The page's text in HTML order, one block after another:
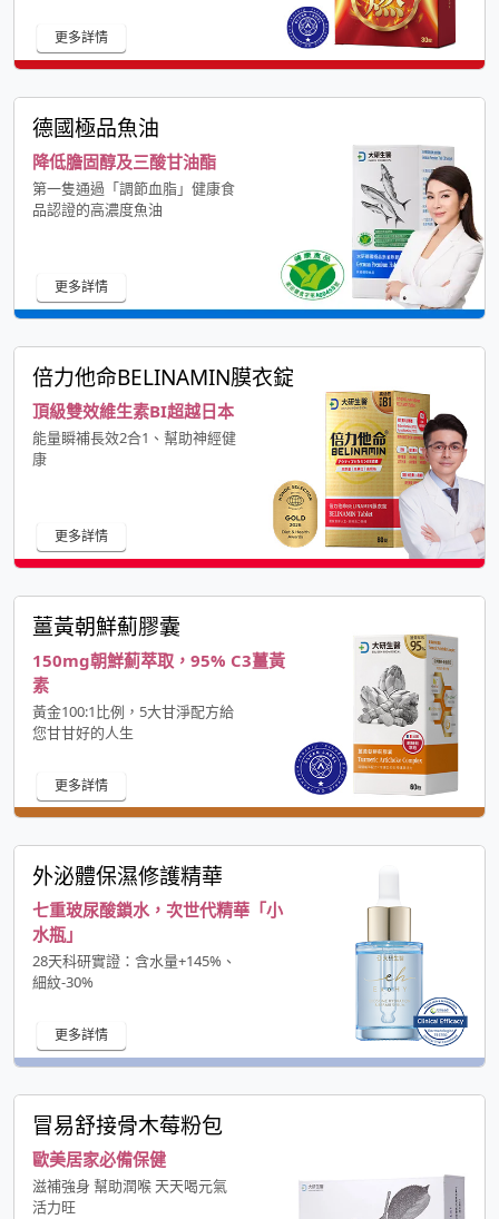
更多詳情
德國極品魚油
降低膽固醇及三酸甘油酯
第一隻通過「調節血脂」健康食
品認證的高濃度魚油
更多詳情
倍力他命BELINAMIN膜衣錠
頂級雙效維生素BI超越日本
能量瞬補長效2合1、幫助神經健
康
更多詳情
薑黃朝鮮薊膠囊
150mg朝鮮薊萃取，95% C3薑黃
素
黃金100:1比例，5大甘淨配方給
您甘甘好的人生
更多詳情
外泌體保濕修護精華
七重玻尿酸鎖水，次世代精華「小
水瓶」
28天科研實證：含水量+145%、
細紋-30%
更多詳情
冒易舒接骨木莓粉包
歐美居家必備保健
滋補強身 幫助潤喉 天天喝元氣
活力旺